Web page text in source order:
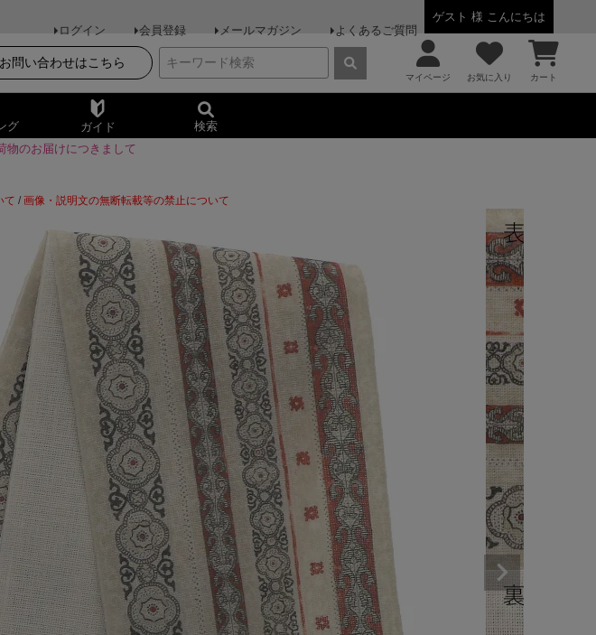
ゲスト 様 こんにちは
ログイン
会員登録 メールマガジン よくあるご質問
お問い合わせはこちら
マイページ お気に入り カート
グ ガイド 検索
物のお届けにつきまして
て / 画像・説明文の無断転載等の禁止について